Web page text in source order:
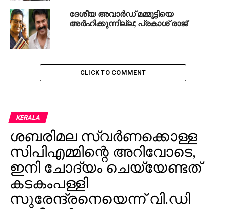
STATE FILM AWARDS-2018
SURAJ VENJARAMOOD
UP NEXT
ത്രിരാഷ്ട്ര ടി-20: കടുവകളെ മെരുക്കി ഇന്ത്യ;
ആറ് വിക്കറ്റ് ജയം
ഒരുപാട് കൊതിച്ചിരുന്നു: ഇന്ദ്രന്‍സ്
ദേശീയ അവാര്‍ഡ് മമ്മൂട്ടിയെ
അര്‍ഹിക്കുന്നില്ല; പ്രകാശ് രാജ്
CLICK TO COMMENT
KERALA
ശബരിമല സ്വര്‍ണക്കൊള്ള
സിപിഎമ്മിന്റെ അറിവോടെ,
ഇനി ചോദ്യം ചെയ്യേണ്ടത്
കടകംപള്ളി
സുരേന്ദ്രനെയെന്ന് വി.ഡി